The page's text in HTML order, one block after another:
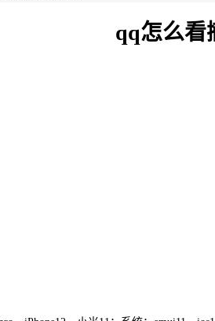
qq怎么看